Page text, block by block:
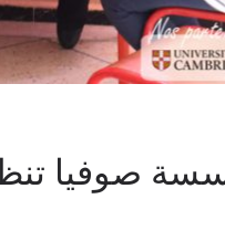
صوفيا تنظم